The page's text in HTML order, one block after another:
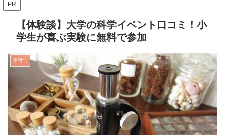
PR
【体験談】大学の科学イベント口コミ！小
学生が喜ぶ実験に無料で参加
子育て